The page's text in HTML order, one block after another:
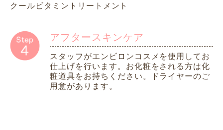
クールビタミントリートメント
アフタースキンケア
スタッフがエンビロンコスメを使用してお
仕上げを行います。お化粧をされる方は化
粧道具をお持ちください。ドライヤーのご
用意があります。